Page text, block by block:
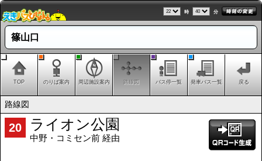
時 分
篠山口
TOP のりば案内 周辺施設案内 路線図 バス停一覧 発車バス一覧 戻る
路線図
20 ライオン公園
中野・コミセン前 経由